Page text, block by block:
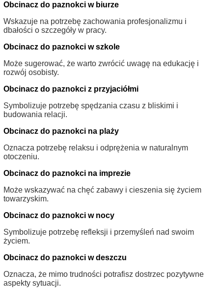
Obcinacz do paznokci w biurze
Wskazuje na potrzebę zachowania profesjonalizmu i
dbałości o szczegóły w pracy.
Obcinacz do paznokci w szkole
Może sugerować, że warto zwrócić uwagę na edukację i
rozwój osobisty.
Obcinacz do paznokci z przyjaciółmi
Symbolizuje potrzebę spędzania czasu z bliskimi i
budowania relacji.
Obcinacz do paznokci na plaży
Oznacza potrzebę relaksu i odprężenia w naturalnym
otoczeniu.
Obcinacz do paznokci na imprezie
Może wskazywać na chęć zabawy i cieszenia się życiem
towarzyskim.
Obcinacz do paznokci w nocy
Symbolizuje potrzebę refleksji i przemyśleń nad swoim
życiem.
Obcinacz do paznokci w deszczu
Oznacza, że mimo trudności potrafisz dostrzec pozytywne
aspekty sytuacji.